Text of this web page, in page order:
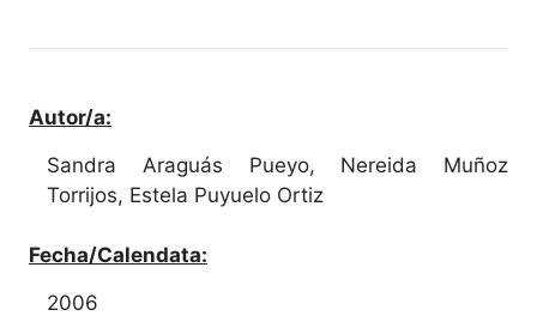
Autor/a:
Sandra Araguás Pueyo, Nereida Muñoz
Torrijos, Estela Puyuelo Ortiz
Fecha/Calendata:
2006